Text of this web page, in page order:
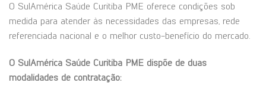
O SulAmérica Saúde Curitiba PME oferece condições sob
medida para atender às necessidades das empresas, rede
referenciada nacional e o melhor custo-benefício do mercado.
O SulAmérica Saúde Curitiba PME dispõe de duas
modalidades de contratação: